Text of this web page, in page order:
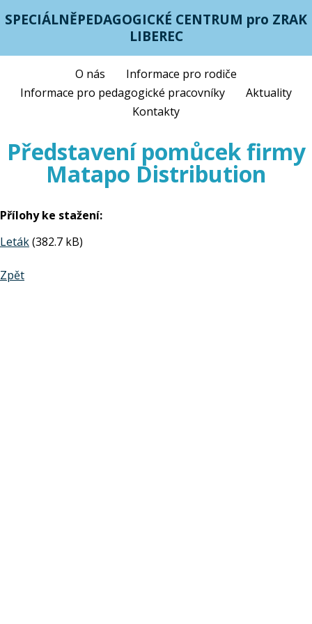
SPECIÁLNĚPEDAGOGICKÉ CENTRUM pro ZRAK
LIBEREC
O nás
Informace pro rodiče
Informace pro pedagogické pracovníky
Aktuality
Kontakty
Představení pomůcek firmy
Matapo Distribution
Přílohy ke stažení:
Leták(382.7 kB)
Zpět